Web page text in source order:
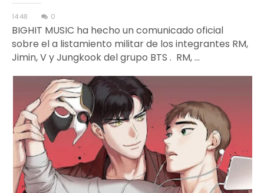
14:48 0
BIGHIT MUSIC ha hecho un comunicado oficial
sobre el a listamiento militar de los integrantes RM,
Jimin, V y Jungkook del grupo BTS . RM, ...